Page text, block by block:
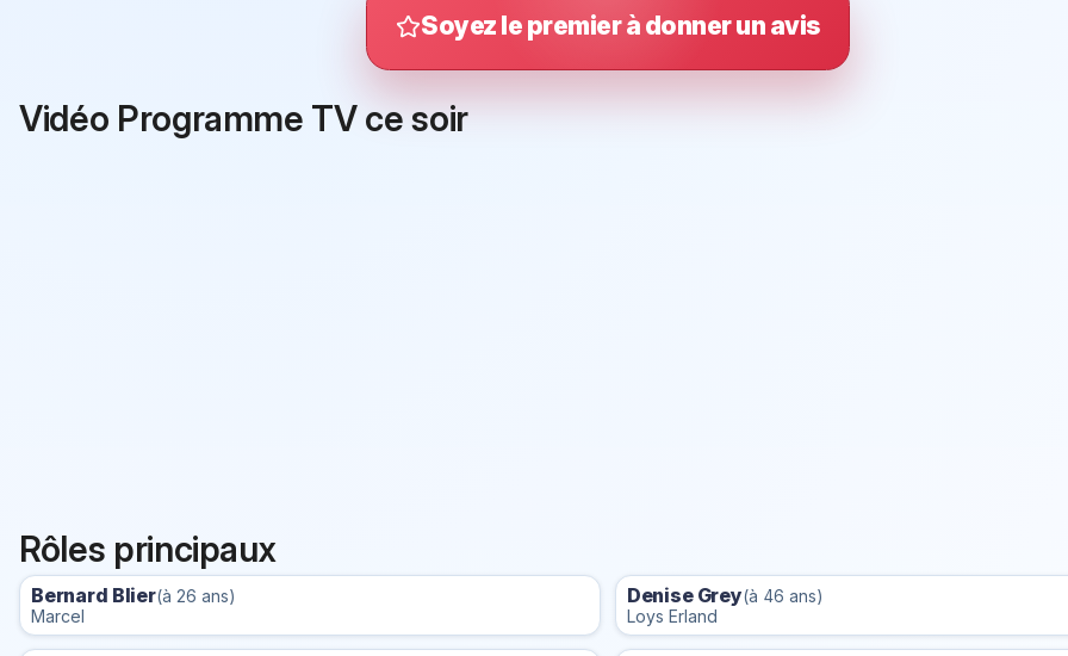
Soyez le premier à donner un avis
Vidéo Programme TV ce soir
Rôles principaux
Bernard Blier(à 26 ans)
Marcel
Denise Grey(à 46 ans)
Loys Erland